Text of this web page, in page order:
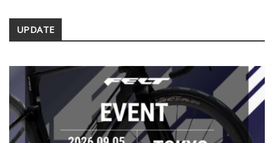
Secondary
UPDATE